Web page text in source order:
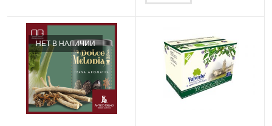
НЕТ В НАЛИЧИИ